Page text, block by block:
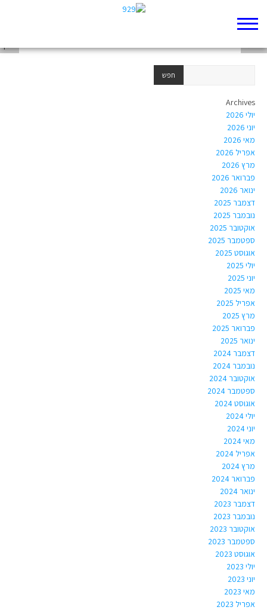
Archives
יולי 2026
יוני 2026
מאי 2026
אפריל 2026
מרץ 2026
פברואר 2026
ינואר 2026
דצמבר 2025
נובמבר 2025
אוקטובר 2025
ספטמבר 2025
אוגוסט 2025
יולי 2025
יוני 2025
מאי 2025
אפריל 2025
מרץ 2025
פברואר 2025
ינואר 2025
דצמבר 2024
נובמבר 2024
אוקטובר 2024
ספטמבר 2024
אוגוסט 2024
יולי 2024
יוני 2024
מאי 2024
אפריל 2024
מרץ 2024
פברואר 2024
ינואר 2024
דצמבר 2023
נובמבר 2023
אוקטובר 2023
ספטמבר 2023
אוגוסט 2023
יולי 2023
יוני 2023
מאי 2023
אפריל 2023